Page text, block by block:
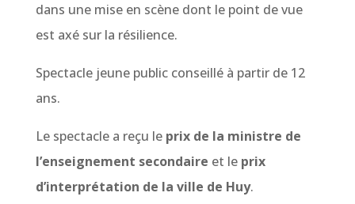
dans une mise en scène dont le point de vue
est axé sur la résilience.
Spectacle jeune public conseillé à partir de 12
ans.
Le spectacle a reçu le prix de la ministre de
l’enseignement secondaire et le prix
d’interprétation de la ville de Huy.